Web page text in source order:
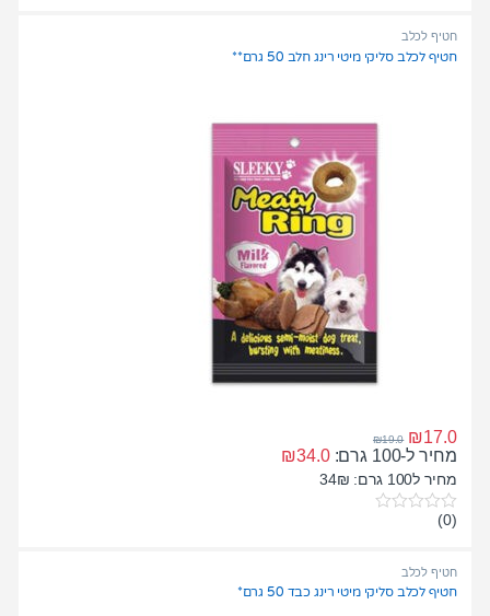
t
f
חטיף לכלב
חטיף לכלב סליקי מיטי רינג חלב 50 גרם**
₪17.0
₪19.0
מחיר ל-100 גרם: ₪34.0
מחיר ל100 גרם: 34₪
0
t
f
(0)
חטיף לכלב
חטיף לכלב סליקי מיטי רינג כבד 50 גרם*